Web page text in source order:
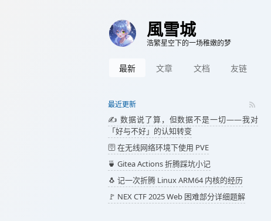
風雪城
浩繁星空下的一场稚嫩的梦
最新 文章 文档 友链
最近更新
✍️ 数据说了算，但数据不是一切——我对
「好与不好」的认知转变
🛜 在无线网络环境下使用 PVE
🍵 Gitea Actions 折腾踩坑小记
🐧 记一次折腾 Linux ARM64 内核的经历
🚩 NEX CTF 2025 Web 困难部分详细题解